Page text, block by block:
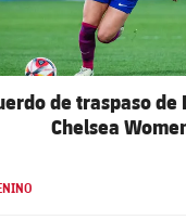
de traspaso de
Chelsea